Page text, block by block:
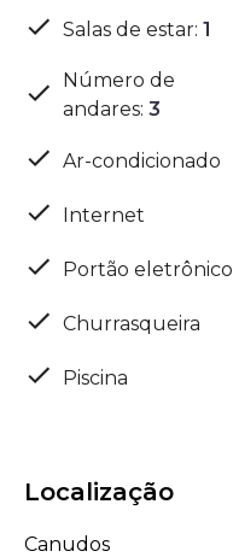
Salas de estar: 1
Número de
andares: 3
Ar-condicionado
Internet
Portão eletrônico
Churrasqueira
Piscina
Localização
Canudos